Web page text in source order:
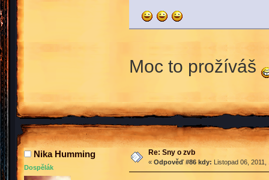
Moc to prožíváš
Nika Humming
Dospělák
Re: Sny o zvb
« Odpověď #86 kdy: Listopad 06,